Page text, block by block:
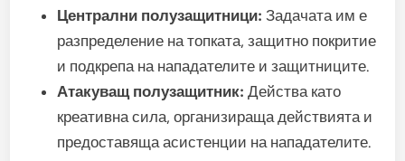
Централни полузащитници: Задачата им е
разпределение на топката, защитно покритие
и подкрепа на нападателите и защитниците.
Атакуващ полузащитник: Действа като
креативна сила, организираща действията и
предоставяща асистенции на нападателите.